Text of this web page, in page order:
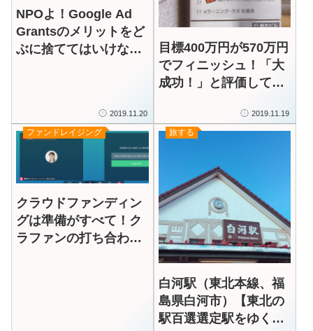
NPOよ！Google Ad
Grantsのメリットをど
ぶに捨ててはいけな
育成プログラムを受講
中
2019.11.20
目標400万円が570万円
でフィニッシュ！「大
成功！」と評価して終
と後も含めたプロセス
の検証が重要
2019.11.19
ファンドレイジング
クラウドファンディン
グは準備がすべて！ク
ラファンの打ち合わせ
旅する
白河駅（東北本線、福
島県白河市）【東北の
駅百選選定駅をゆく】